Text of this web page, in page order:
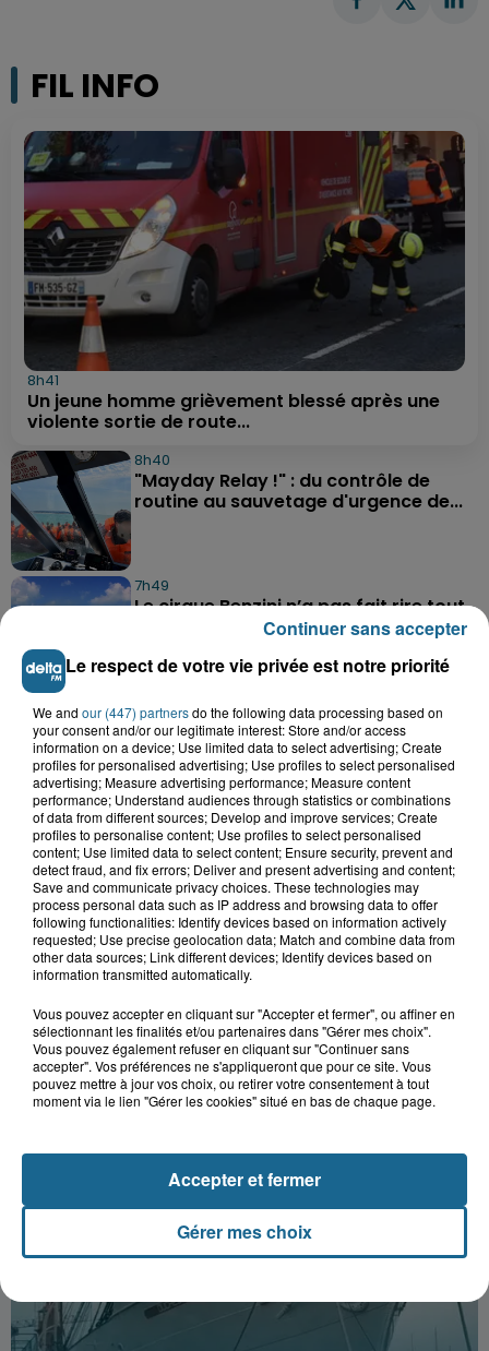
FIL INFO
8h41
Un jeune homme grièvement blessé après une
violente sortie de route...
8h40
"Mayday Relay !" : du contrôle de
routine au sauvetage d'urgence de...
7h49
Le cirque Benzini n’a pas fait rire tout
le monde cette semaine à...
7h05
Une femme chute du deuxième étage
après un différend familial à...
6 août 2026
Un homme blessé dans un accident à
Alembon
NOS AUTRES PODCASTS
Le respect de votre vie privée est notre priorité
We and our (447) partnersdo the following data processing based on
your consent and/or our legitimate interest: Store and/or access
information on a device; Use limited data to select advertising; Create
profiles for personalised advertising; Use profiles to select personalised
advertising; Measure advertising performance; Measure content
performance; Understand audiences through statistics or combinations
of data from different sources; Develop and improve services; Create
profiles to personalise content; Use profiles to select personalised
content; Use limited data to select content; Ensure security, prevent and
detect fraud, and fix errors; Deliver and present advertising and content;
Save and communicate privacy choices. These technologies may
process personal data such as IP address and browsing data to offer
following functionalities: Identify devices based on information actively
requested; Use precise geolocation data; Match and combine data from
other data sources; Link different devices; Identify devices based on
information transmitted automatically.
Vous pouvez accepter en cliquant sur "Accepter et fermer", ou affiner en
sélectionnant les finalités et/ou partenaires dans "Gérer mes choix".
Vous pouvez également refuser en cliquant sur "Continuer sans
accepter". Vos préférences ne s'appliqueront que pour ce site. Vous
pouvez mettre à jour vos choix, ou retirer votre consentement à tout
moment via le lien "Gérer les cookies" situé en bas de chaque page.
Gérer mes choix
Accepter et fermer
Continuer sans accepter